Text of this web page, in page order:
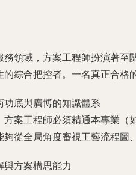
務領域，方案工程師扮演著至
綜合把控者。一名真正合格
功底與廣博的知識體系
方案工程師必須精通本專業
從全局角度審視工藝流程圖
與方案構思能力